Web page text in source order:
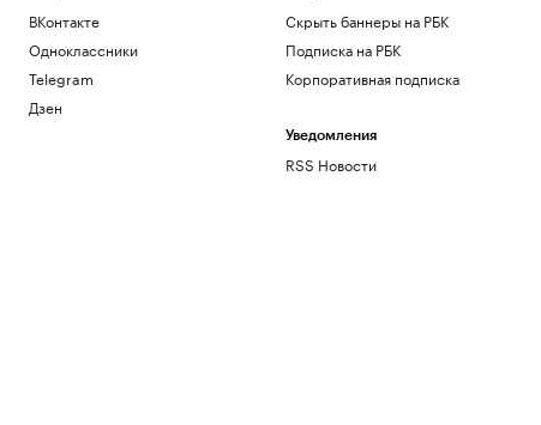
ВКонтакте
Одноклассники
Telegram
Дзен
Скрыть баннеры на РБК
Подписка на РБК
Корпоративная подписка
Уведомления
RSS Новости